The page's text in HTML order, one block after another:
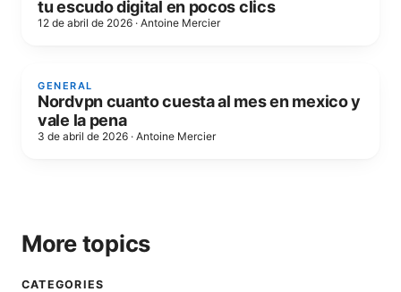
tu escudo digital en pocos clics
12 de abril de 2026 · Antoine Mercier
GENERAL
Nordvpn cuanto cuesta al mes en mexico y
vale la pena
3 de abril de 2026 · Antoine Mercier
More topics
CATEGORIES